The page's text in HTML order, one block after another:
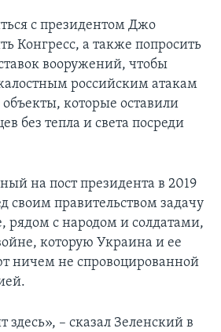
с президентом Джо
Конгресс, а также попросить
вооружений, чтобы
российским атакам
которые оставили
без тепла и света посреди
на пост президента в 2019
своим правительством задачу
рядом с народом и солдатами,
которую Украина и ее
ничем не спровоцированной
здесь», – сказал Зеленский в